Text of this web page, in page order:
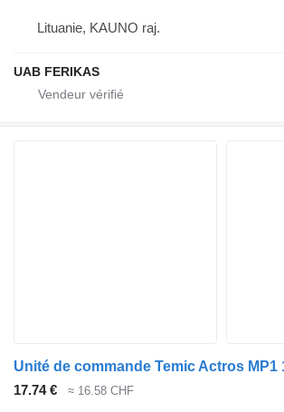
Lituanie, KAUNO raj.
UAB FERIKAS
17.74 € ≈ 16.58 CHF